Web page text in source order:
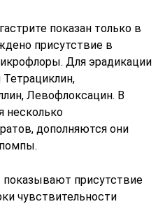
показан только в
присутствие в
Для эрадикации
Тетрациклин,
Левофлоксацин. В
несколько
дополняются они
показывают присутствие
чувствительности